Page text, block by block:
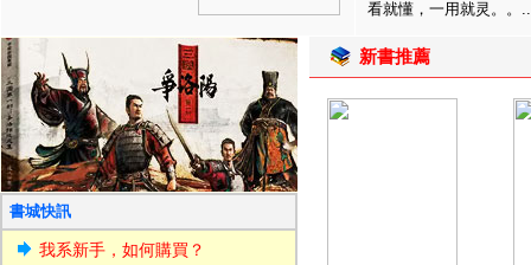
看就懂，一用就灵。。
書城快訊
我系新手，如何購買？
新書推薦